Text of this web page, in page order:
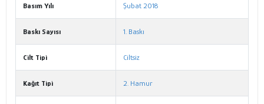
Basım Yılı Şubat 2018
Baskı Sayısı 1. Baskı
Cilt Tipi Ciltsiz
Kağıt Tipi 2. Hamur